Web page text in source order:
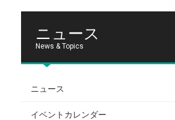
ニュース
News & Topics
ニュース
イベントカレンダー